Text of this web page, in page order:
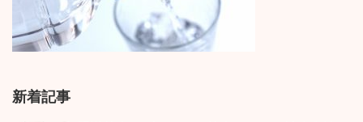
新着記事